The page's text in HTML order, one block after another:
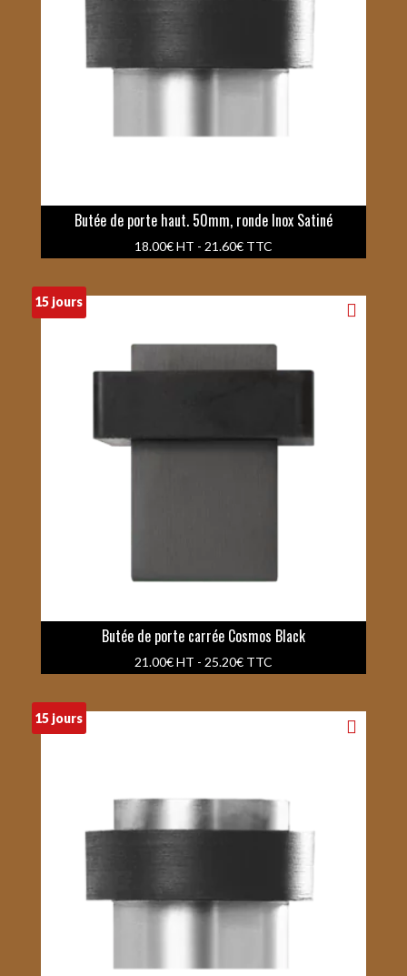
Butée de porte haut. 50mm, ronde Inox Satiné
18.00€HT - 21.60€TTC
15 jours
Butée de porte carrée Cosmos Black
21.00€HT - 25.20€TTC
15 jours